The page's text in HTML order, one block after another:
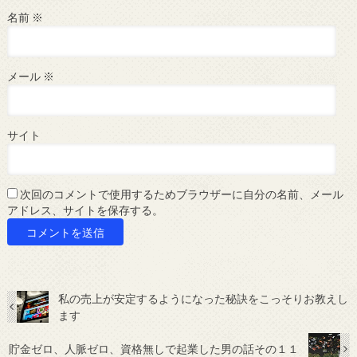
名前 ※
メール ※
サイト
次回のコメントで使用するためブラウザーに自分の名前、メール
アドレス、サイトを保存する。
私の売上が安定するようになった秘訣をこっそりお教えし
ます
貯金ゼロ、人脈ゼロ、資格無しで起業した男の話その１１